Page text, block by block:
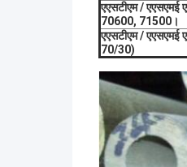
एएसटीएम / एएसएमई
70600, 71500।
एएसटीएम / एएसएमई
70/30)